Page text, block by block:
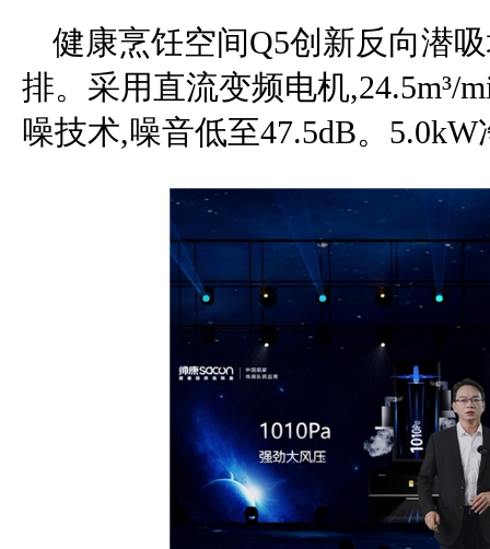
健康烹饪空间Q5创新反向潜
排。采用直流变频电机,24.5m³/
噪技术,噪音低至47.5dB。